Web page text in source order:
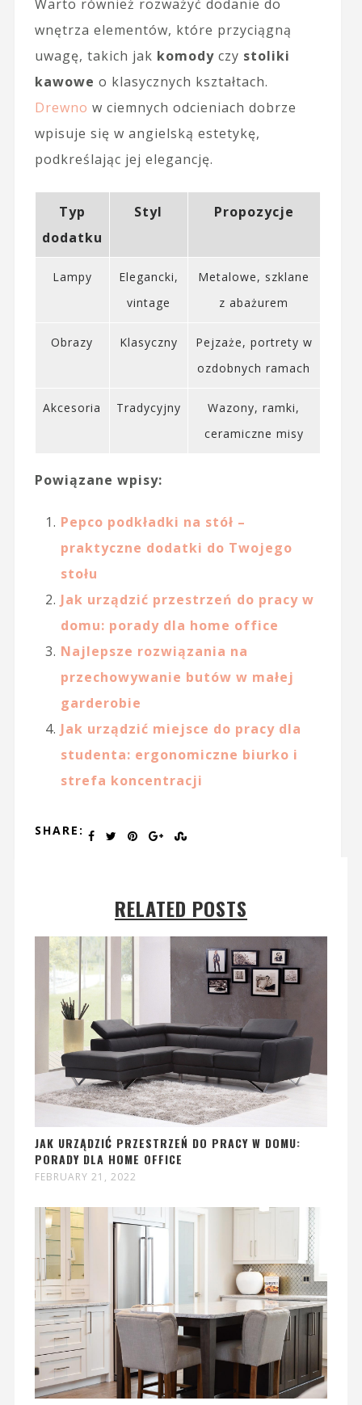
Warto również rozważyć dodanie do
wnętrza elementów, które przyciągną
uwagę, takich jak komodyczy stoliki
kawowe o klasycznych kształtach.
Drewno w ciemnych odcieniach dobrze
wpisuje się w angielską estetykę,
podkreślając jej elegancję.
Typ
dodatku
Styl Propozycje
Lampy
Elegancki,
vintage
Metalowe, szklane
z abażurem
Obrazy Klasyczny
Pejzaże, portrety w
ozdobnych ramach
Akcesoria Tradycyjny
Wazony, ramki,
ceramiczne misy
Powiązane wpisy:
Pepco podkładki na stół –
praktyczne dodatki do Twojego
stołu
Jak urządzić przestrzeń do pracy w
domu: porady dla home office
Najlepsze rozwiązania na
przechowywanie butów w małej
garderobie
Jak urządzić miejsce do pracy dla
studenta: ergonomiczne biurko i
strefa koncentracji
SHARE:
RELATED POSTS
JAK URZĄDZIĆ PRZESTRZEŃ DO PRACY W DOMU:
PORADY DLA HOME OFFICE
FEBRUARY 21, 2022